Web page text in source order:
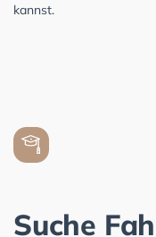
kannst.
Suche